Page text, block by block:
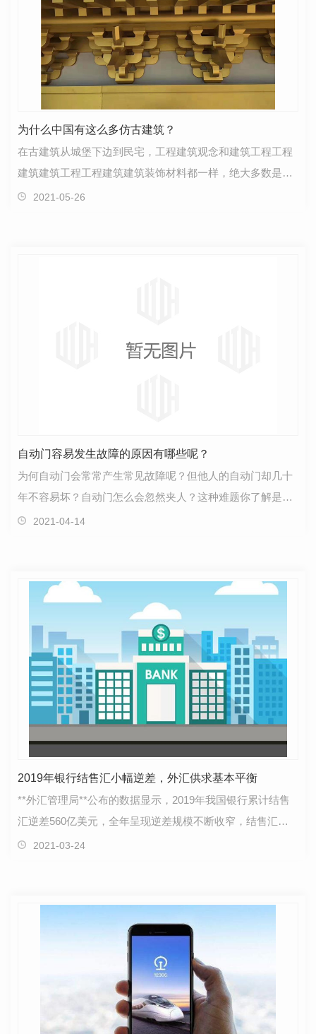
为什么中国有这么多仿古建筑？
在古建筑从城堡下边到民宅，工程建筑观念和建筑工程工程
建筑建筑工程工程建筑建筑装饰材料都一样，绝大多数是木
材。伴随着着着战争以及他外力的作用要素的毁坏，能…
2021-05-26
自动门容易发生故障的原因有哪些呢？
为何自动门会常常产生常见故障呢？但他人的自动门却几十
年不容易坏？自动门怎么会忽然夹人？这种难题你了解是怎
么回事吗？..我就给大伙儿讲一下自动门常常产生常见…
2021-04-14
2019年银行结售汇小幅逆差，外汇供求基本平衡
**外汇管理局**公布的数据显示，2019年我国银行累计结售
汇逆差560亿美元，全年呈现逆差规模不断收窄，结售汇数
据逐步改善的发展态势。具体来看，2019年，按美元计…
2021-03-24